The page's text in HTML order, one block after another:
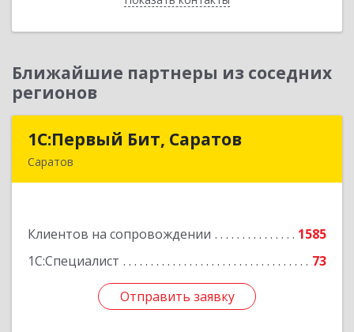
Ближайшие партнеры из соседних
регионов
1С:Первый Бит, Саратов
Саратов
Клиентов на сопровождении
1585
1С:Специалист
73
Отправить заявку
1С:Первый Бит, Саратов
Подробнее
Отправить заявку